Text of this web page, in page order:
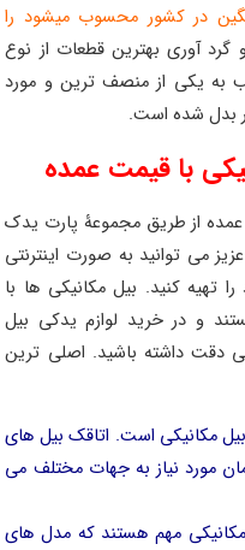
در کشور محسوب میشود را
آوری بهترین قطعات از نوع
به یکی از منصف ترین و مورد
بدل شده است.
با قیمت عمده
از طریق مجموعۀ پارت یدک
می توانید به صورت اینترنتی
تهیه کنید. بیل‌ مکانیکی ها با
و در خرید لوازم یدکی بیل
دقت داشته باشید. اصلی ترین
مکانیکی است. اتاقک بیل ‌های
مورد نیاز به جهات مختلف می
مهم هستند که مدل‌ های